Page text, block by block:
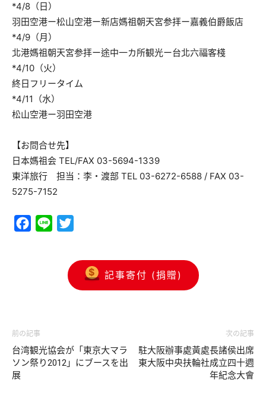
*4/8（日）
羽田空港ー松山空港ー新店媽祖朝天宮参拝ー嘉義伯爵飯店
*4/9（月）
北港媽祖朝天宮参拝ー途中一カ所観光ー台北六福客棧
*4/10（火）
終日フリータイム
*4/11（水）
松山空港ー羽田空港
【お問合せ先】
日本媽祖会 TEL/FAX 03-5694-1339
東洋旅行 担当：李・渡部 TEL 03-6272-6588 / FAX 03-
5275-7152
Facebook
Line
記事寄付 (捐贈)
前の記事
台湾観光協会が「東京大マラ
ソン祭り2012」にブースを出
展
次の記事
駐大阪辦事處黃處長諸侯出席
東大阪中央扶輪社成立四十週
年紀念大會